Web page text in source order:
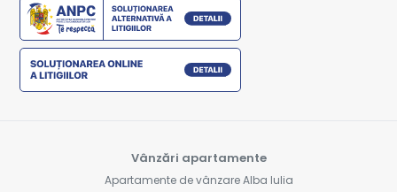
Vânzări apartamente
Apartamente de vânzare Alba Iulia